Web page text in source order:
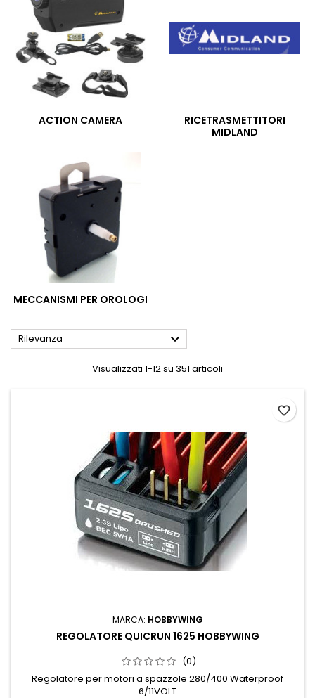
ACTION CAMERA
RICETRASMETTITORI
MIDLAND
MECCANISMI PER OROLOGI
Rilevanza 
Visualizzati 1-12 su 351 articoli
MARCA: HOBBYWING
REGOLATORE QUICRUN 1625 HOBBYWING
(0)
Regolatore per motori a spazzole 280/400 Waterproof
6/11VOLT
favorite_border